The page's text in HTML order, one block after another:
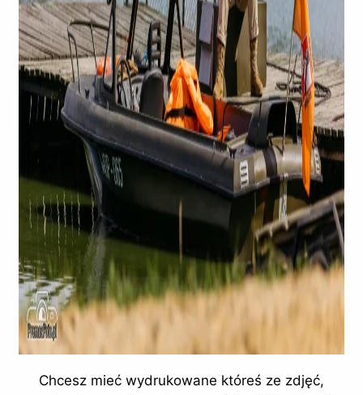
Chcesz mieć wydrukowane któreś ze zdjęć,